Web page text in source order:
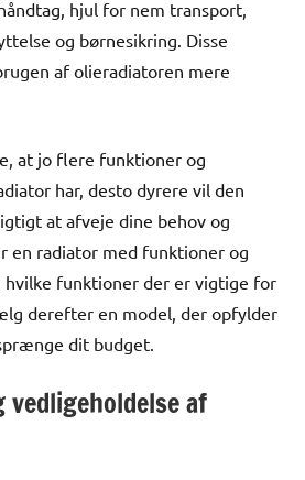
hjul for nem transport,
og børnesikring. Disse
af olieradiatoren mere
at jo flere funktioner og
har, desto dyrere vil den
at afveje dine behov og
en radiator med funktioner og
hvilke funktioner der er vigtige for
derefter en model, der opfylder
dit budget.
vedligeholdelse af